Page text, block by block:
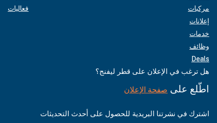
مركبات
إعلانات
خدمات
وظائف
Deals
فعاليات
هل ترغب في الإعلان على قطر ليفنج؟
اطّلع على صفحة الإعلان
اشترك في نشرتنا البريدية للحصول على أحدث التحديثات